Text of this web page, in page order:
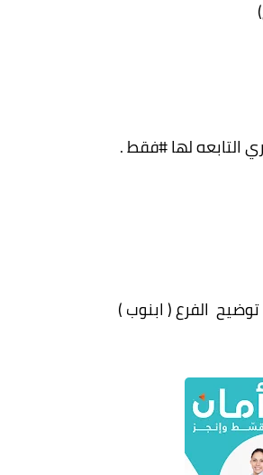
التابعه لها #فقط .
الفرع ( ابنوب )